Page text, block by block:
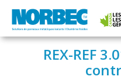
REX-REF